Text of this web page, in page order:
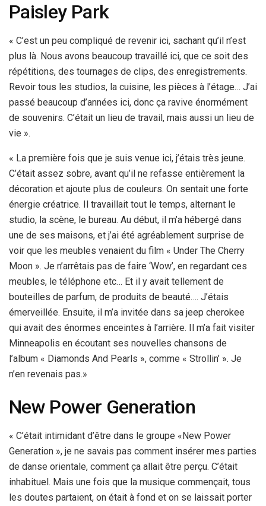
Paisley Park
« C’est un peu compliqué de revenir ici, sachant qu’il n’est
plus là. Nous avons beaucoup travaillé ici, que ce soit des
répétitions, des tournages de clips, des enregistrements.
Revoir tous les studios, la cuisine, les pièces à l’étage… J’ai
passé beaucoup d’années ici, donc ça ravive énormément
de souvenirs. C’était un lieu de travail, mais aussi un lieu de
vie ».
« La première fois que je suis venue ici, j’étais très jeune.
C’était assez sobre, avant qu’il ne refasse entièrement la
décoration et ajoute plus de couleurs. On sentait une forte
énergie créatrice. Il travaillait tout le temps, alternant le
studio, la scène, le bureau. Au début, il m’a hébergé dans
une de ses maisons, et j’ai été agréablement surprise de
voir que les meubles venaient du film « Under The Cherry
Moon ». Je n’arrêtais pas de faire ‘Wow’, en regardant ces
meubles, le téléphone etc… Et il y avait tellement de
bouteilles de parfum, de produits de beauté…. J’étais
émerveillée. Ensuite, il m’a invitée dans sa jeep cherokee
qui avait des énormes enceintes à l’arrière. Il m’a fait visiter
Minneapolis en écoutant ses nouvelles chansons de
l’album « Diamonds And Pearls », comme « Strollin’ ». Je
n’en revenais pas.»
New Power Generation
« C’était intimidant d’être dans le groupe «New Power
Generation », je ne savais pas comment insérer mes parties
de danse orientale, comment ça allait être perçu. C’était
inhabituel. Mais une fois que la musique commençait, tous
les doutes partaient, on était à fond et on se laissait porter